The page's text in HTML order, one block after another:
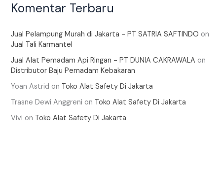
Komentar Terbaru
Jual Pelampung Murah di Jakarta - PT SATRIA SAFTINDO on
Jual Tali Karmantel
Jual Alat Pemadam Api Ringan - PT DUNIA CAKRAWALA on
Distributor Baju Pemadam Kebakaran
Yoan Astrid on Toko Alat Safety Di Jakarta
Trasne Dewi Anggreni on Toko Alat Safety Di Jakarta
Vivi on Toko Alat Safety Di Jakarta